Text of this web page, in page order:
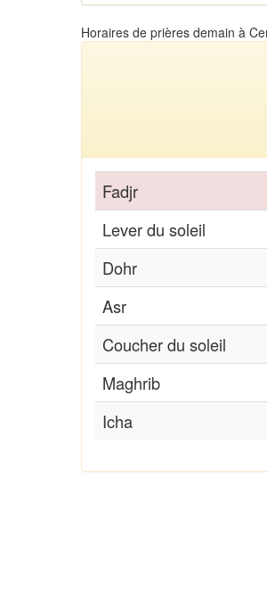
Horaires de prières demain à
Fadjr
Lever du soleil
Dohr
Asr
Coucher du soleil
Maghrib
Icha